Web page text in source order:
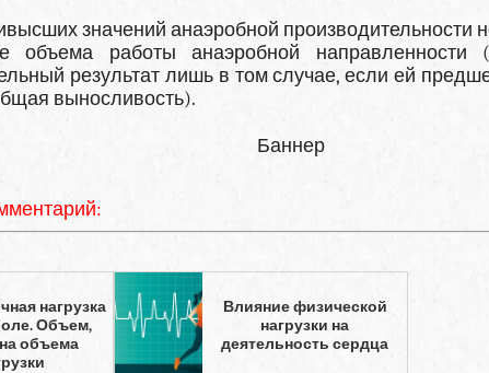
значений анаэробной про­изводительности
объема работы анаэробной направленности
результат лишь в том случае, если ей
выносливость).
Баннер
нагрузка
Объем,
объема
Влияние физической
нагрузки на
деятельность сердца